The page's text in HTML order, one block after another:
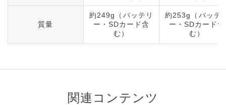
質量
約249g（バッテリ
ー・SDカード含
む）
約253g（バッテ
ー・SDカード含
む）
関連コンテンツ